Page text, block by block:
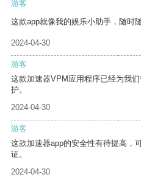
游客
这款app就像我的娱乐小助手，随时
2024-04-30
游客
这款加速器VPM应用程序已经为我
护。
2024-04-30
游客
这款加速器app的安全性有待提高，
证。
2024-04-30